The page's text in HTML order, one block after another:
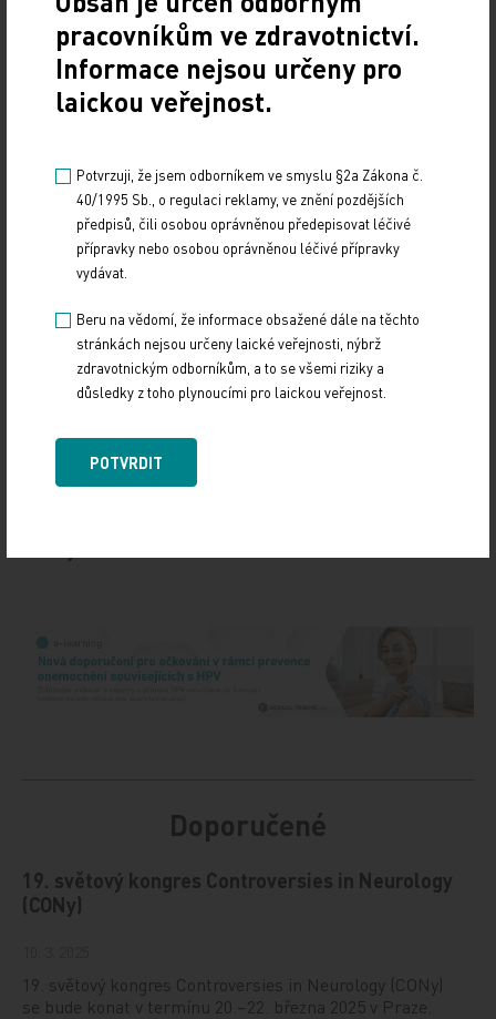
ministr zdravotnictví Svatopluk Němeček: Fakultní
nemocnice Ostrava se 100 miliony korun.
"Tady má ale VZP jako v jedné z mála nemocnic
díky tomu zkreslená," upozorňuje ředitel
Všeobecné zdravotní pojišťovny Zdeněk Kabátek.
Ten také říká, že až v září bude jasné, kolik budou
muset nemocnice skutečně vracet. "Jisté je jedno:
je to naposledy, co nám nemocnice dluží, příští rok
počítáme spíš s tím, že my budeme nemocnicím
doplácet," říká.
Zdroj:
Doporučené
19. světový kongres Controversies in Neurology
(CONy)
19. světový kongres Controversies in Neurology (CONy)
se bude konat v termínu 20.–22. března 2025 v Praze.
pracovníkům ve zdravotnictví.
Informace nejsou určeny pro
laickou veřejnost.
Potvrzuji, že jsem odborníkem ve smyslu §2a Zákona č.
40/1995 Sb., o regulaci reklamy, ve znění pozdějších
předpisů, čili osobou oprávněnou předepisovat léčivé
přípravky nebo osobou oprávněnou léčivé přípravky
vydávat.
Beru na vědomí, že informace obsažené dále na těchto
stránkách nejsou určeny laické veřejnosti, nýbrž
zdravotnickým odborníkům, a to se všemi riziky a
důsledky z toho plynoucími pro laickou veřejnost.
POTVRDIT